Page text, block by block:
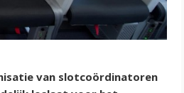
van slotcoördinatoren